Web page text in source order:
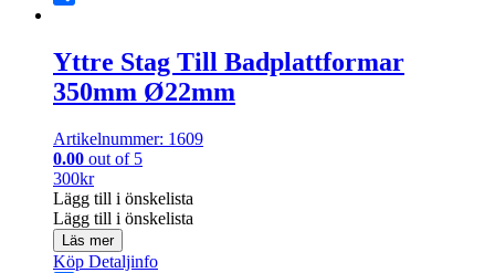
Yttre Stag Till Badplattformar
350mm Ø22mm
Artikelnummer: 1609
0.00 out of 5
300kr
Lägg till i önskelista
Lägg till i önskelista
Läs mer
Köp Detaljinfo